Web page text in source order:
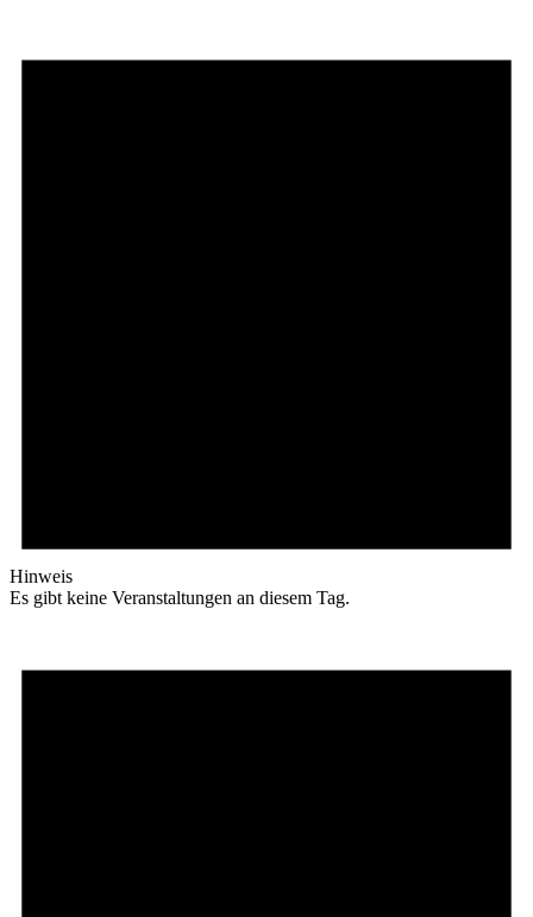
Hinweis
Es gibt keine Veranstaltungen an diesem Tag.